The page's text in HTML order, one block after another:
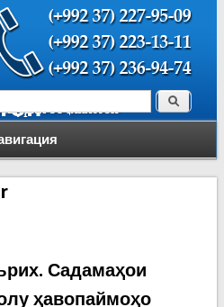
поиска Поиск
Садамаҳои
ҳавопаймоҳо